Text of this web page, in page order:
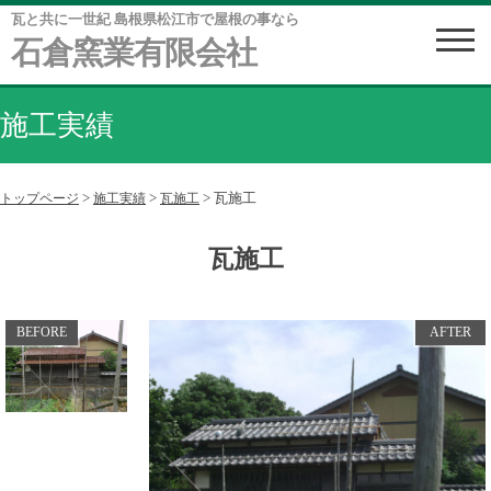
瓦と共に一世紀 島根県松江市で屋根の事なら
石倉窯業有限会社
施工実績
トップページ > 施工実績 > 瓦施工 > 瓦施工
瓦施工
BEFORE AFTER